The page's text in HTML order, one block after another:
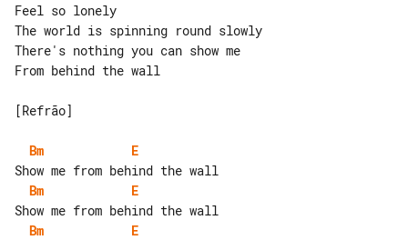
Feel so lonely
The world is spinning round slowly
There's nothing you can show me
From behind the wall
[Refrão]
Bm
E
Bm
E
Bm
E